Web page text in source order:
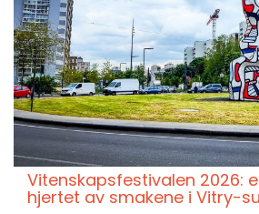
Vitenskapsfestivalen 2026:
hjertet av smakene i Vitry-